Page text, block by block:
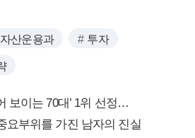
산운용과 투자
보이는 70대’ 1위 선정…
요부위를 가진 남자의 진실